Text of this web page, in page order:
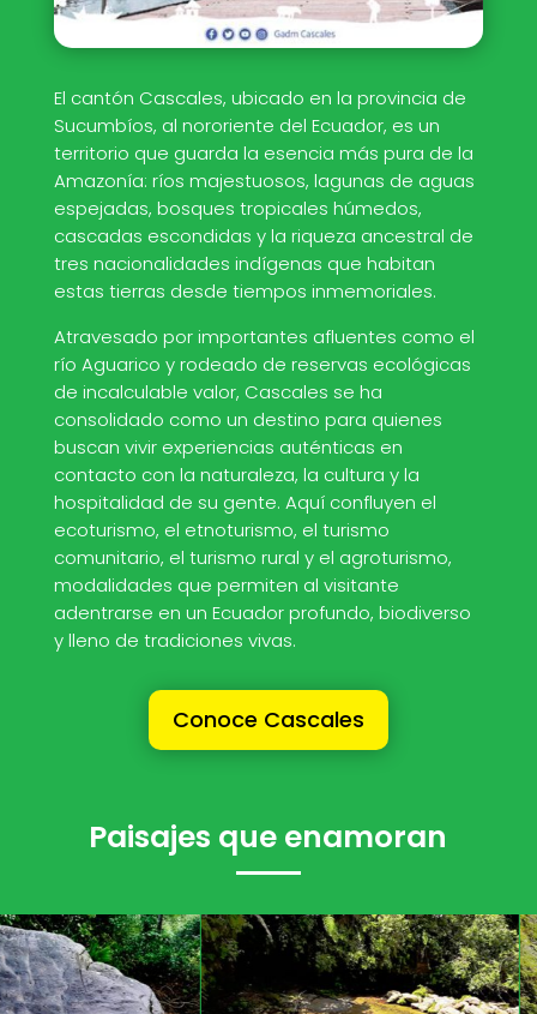
El cantón Cascales, ubicado en la provincia de
Sucumbíos, al nororiente del Ecuador, es un
territorio que guarda la esencia más pura de la
Amazonía: ríos majestuosos, lagunas de aguas
espejadas, bosques tropicales húmedos,
cascadas escondidas y la riqueza ancestral de
tres nacionalidades indígenas que habitan
estas tierras desde tiempos inmemoriales.
Atravesado por importantes afluentes como el
río Aguarico y rodeado de reservas ecológicas
de incalculable valor, Cascales se ha
consolidado como un destino para quienes
buscan vivir experiencias auténticas en
contacto con la naturaleza, la cultura y la
hospitalidad de su gente. Aquí confluyen el
ecoturismo, el etnoturismo, el turismo
comunitario, el turismo rural y el agroturismo,
modalidades que permiten al visitante
adentrarse en un Ecuador profundo, biodiverso
y lleno de tradiciones vivas.
Conoce Cascales
Paisajes que enamoran